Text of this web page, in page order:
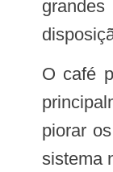
O café pode ajudar a combater quadros leves da intoxicação, como sonolência e indisposição. Porém, em quadros graves,
piorar
sistema